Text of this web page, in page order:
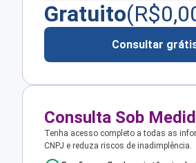
Gratuito(R$
Consultar
Consulta Sob
Tenha acesso completo a todas as
CNPJ e reduza riscos de inadimplência.